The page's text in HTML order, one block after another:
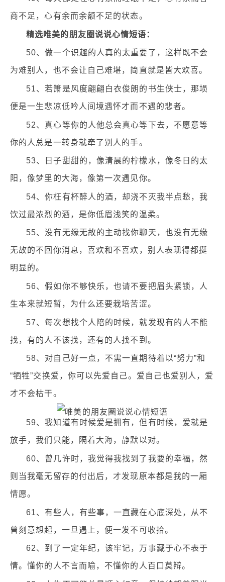
商不足，心有余而余额不足的状态。
精选唯美的朋友圈说说心情短语：
50、做一个识趣的人真的太重要了，这样既不会
为难别人，也不会让自己难堪，简直就是皆大欢喜。
51、若箫是风度翩翩白衣俊朗的书生侠士，那埙
便是一生悲凉低吟人间境遇怀才而不遇的悲者。
52、真心等你的人他总会真心等下去，不愿意等
你的人总是一转身就牵了别人的手。
53、日子甜甜的，像清晨的柠檬水，像冬日的太
阳，像梦里的大海，像第一次遇见你。
54、你枉有杯醉人的酒，却浇不灭我半点愁，我
饮过最浓烈的酒，是你低眉浅笑的温柔。
55、没有无缘无故的主动找你聊天，也没有无缘
无故的不回你消息，喜欢和不喜欢，别人表现得都挺
明显的。
56、假如你不够快乐，也请不要把眉头紧锁，人
生本来就短暂，为什么还要栽培苦涩。
57、每次想找个人陪的时候，就发现有的人不能
找，有的人不该找，还有的人找不到。
58、对自己好一点，不需一直期待着以“努力”和
“牺牲”交换爱，你可以先爱自己。爱自己也爱别人，爱
才不会枯干。
59、我知道有时候爱是拥有，但有时候，爱就是
放手，我们只能，隔着大海，静默以对。
60、曾几许时，我觉得我找到了我要的幸福，然
则当我毫无留存的付出后，才发现原本都是我的一厢
情愿。
61、有些人，有些事，一直藏在心底深处，从不
曾刻意想起，一旦遇上，便一发不可收拾。
62、到了一定年纪，该牢记，万事藏于心不表于
情。懂你的人不言而喻，不懂你的人百口莫辩。